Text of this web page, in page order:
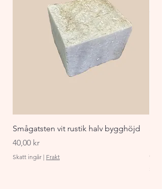
många år framöver.
Smågatsten vit rustik halv bygghöjd
Pris
40,00 kr
Skatt ingår | Frakt
Pris